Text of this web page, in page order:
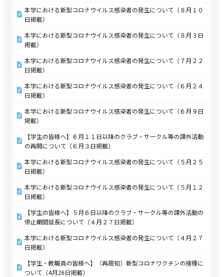
本学における新型コロナウイルス感染者の発生について（８月１０
日掲載）
本学における新型コロナウイルス感染者の発生について（８月３日
掲載）
本学における新型コロナウイルス感染者の発生について（７月２２
日掲載）
本学における新型コロナウイルス感染者の発生について（６月２４
日掲載）
本学における新型コロナウイルス感染者の発生について（６月９日
掲載）
【学生の皆様へ】６月１１日以降のクラブ・サークル等の課外活動
の再開について（６月３日掲載）
本学における新型コロナウイルス感染者の発生について（５月２５
日掲載）
本学における新型コロナウイルス感染者の発生について（５月１２
日掲載）
【学生の皆様へ】５月６日以降のクラブ・サークル等の課外活動の
停止期間延長について（４月２７日掲載）
本学における新型コロナウイルス感染者の発生について（４月２７
日掲載）
【学生・教職員の皆様へ】（再周知）新型コロナワクチンの接種に
ついて（4月26日掲載）